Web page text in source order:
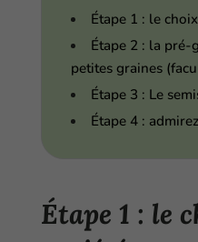
Étape 1 : le
Étape 2 : la pré-
petites graines
Étape 3 : Le
Étape 4 :
Étape 1 : le